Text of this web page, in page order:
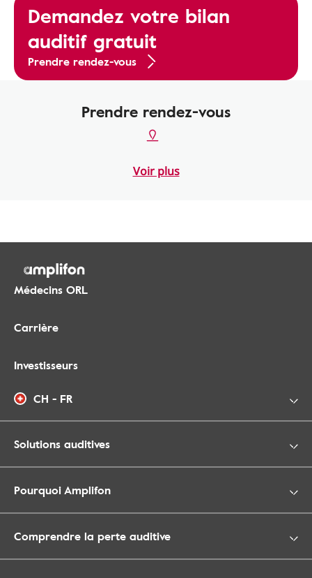
Demandez votre bilan
auditif gratuit
Prendre rendez-vous
Prendre rendez-vous
Voir plus
Médecins ORL
Carrière
Investisseurs
CH - FR
Solutions auditives
Pourquoi Amplifon
Comprendre la perte auditive